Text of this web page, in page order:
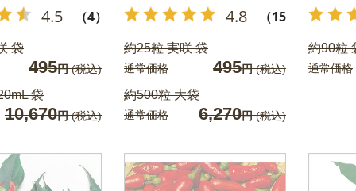
4.5 （4）
袋
495円(税込)
袋
10,670円(税込)
4.8 （15）
約25粒 実咲 袋
通常価格 495円(税込)
約500粒 大袋
通常価格 6,270円(税込)
約90粒
通常価格